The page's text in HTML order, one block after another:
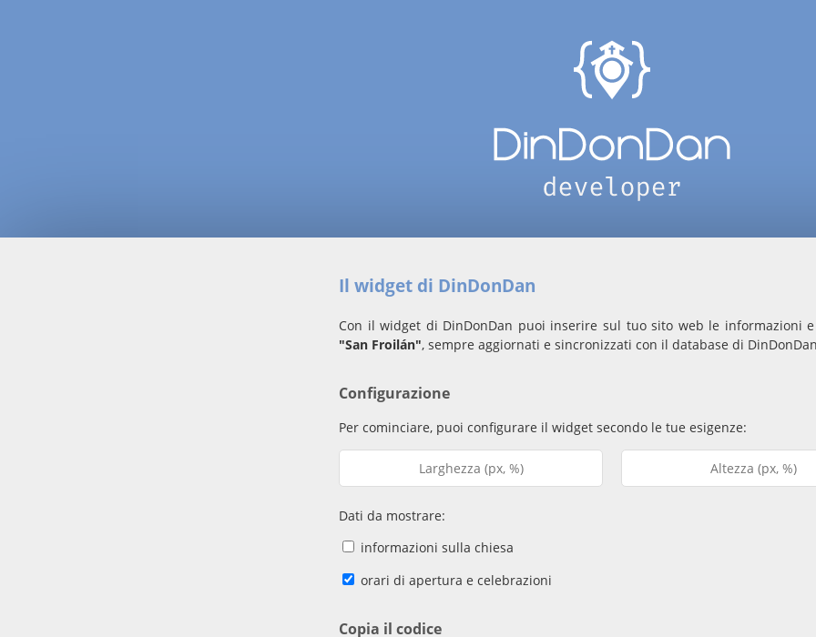
Il widget di DinDonDan
Con il widget di DinDonDan puoi inserire sul tuo sito web le informazioni
"San Froilán", sempre aggiornati e sincronizzati con il database di
Configurazione
Per cominciare, puoi configurare il widget secondo le tue esigenze:
Dati da mostrare:
informazioni sulla chiesa
orari di apertura e celebrazioni
Copia il codice